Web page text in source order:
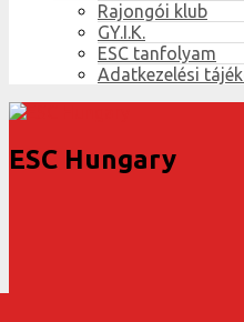
Rajongói klub
GY.I.K.
ESC tanfolyam
Adatkezelési
ESC Hungary